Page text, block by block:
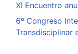
XI Encuentro
6º Congreso
Transdisciplinar